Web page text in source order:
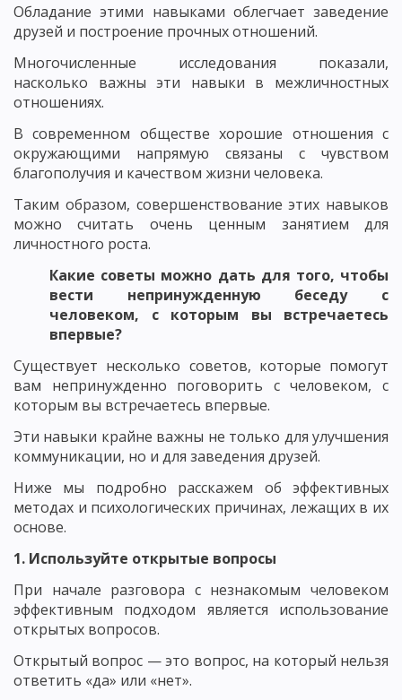
Обладание этими навыками облегчает заведение
друзей и построение прочных отношений.
Многочисленные исследования показали,
насколько важны эти навыки в межличностных
отношениях.
В современном обществе хорошие отношения с
окружающими напрямую связаны с чувством
благополучия и качеством жизни человека.
Таким образом, совершенствование этих навыков
можно считать очень ценным занятием для
личностного роста.
Какие советы можно дать для того, чтобы
вести непринужденную беседу с
человеком, с которым вы встречаетесь
впервые?
Существует несколько советов, которые помогут
вам непринужденно поговорить с человеком, с
которым вы встречаетесь впервые.
Эти навыки крайне важны не только для улучшения
коммуникации, но и для заведения друзей.
Ниже мы подробно расскажем об эффективных
методах и психологических причинах, лежащих в их
основе.
1. Используйте открытые вопросы
При начале разговора с незнакомым человеком
эффективным подходом является использование
открытых вопросов.
Открытый вопрос — это вопрос, на который нельзя
ответить «да» или «нет».